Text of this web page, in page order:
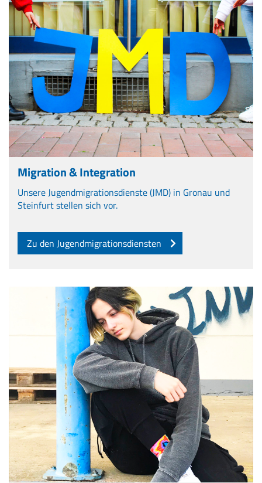
Migration & Integration
Unsere Jugendmigrationsdienste (JMD) in Gronau und
Steinfurt stellen sich vor.
Zu den Jugendmigrationsdiensten